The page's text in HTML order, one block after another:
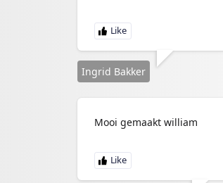
Ingrid Bakker
Mooi gemaakt william